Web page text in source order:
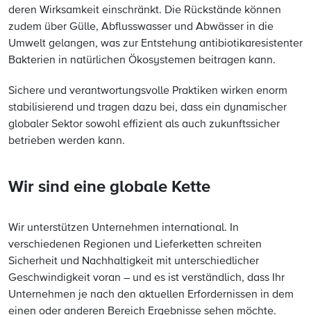
deren Wirksamkeit einschränkt. Die Rückstände können
zudem über Gülle, Abflusswasser und Abwässer in die
Umwelt gelangen, was zur Entstehung antibiotikaresistenter
Bakterien in natürlichen Ökosystemen beitragen kann.
Sichere und verantwortungsvolle Praktiken wirken enorm
stabilisierend und tragen dazu bei, dass ein dynamischer
globaler Sektor sowohl effizient als auch zukunftssicher
betrieben werden kann.
Wir sind eine globale Kette
Wir unterstützen Unternehmen international. In
verschiedenen Regionen und Lieferketten schreiten
Sicherheit und Nachhaltigkeit mit unterschiedlicher
Geschwindigkeit voran – und es ist verständlich, dass Ihr
Unternehmen je nach den aktuellen Erfordernissen in dem
einen oder anderen Bereich Ergebnisse sehen möchte.